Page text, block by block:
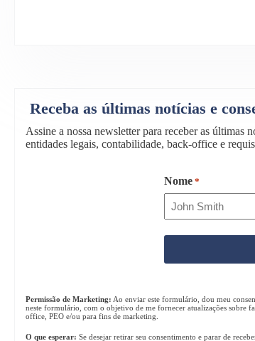
Receba as últimas notícias e
Assine a nossa newsletter para receber as últimas
entidades legais, contabilidade, back-office e
Nome *
Permissão de Marketing: Ao enviar este formulário, dou meu
neste formulário, com o objetivo de me fornecer atualizações sobre
office, PEO e/ou para fins de marketing.
O que esperar: Se desejar retirar seu consentimento e parar de